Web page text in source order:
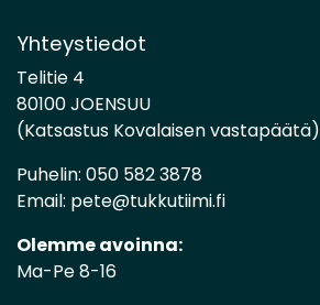
Yhteystiedot
Telitie 4
80100 JOENSUU
(Katsastus Kovalaisen vastapäätä)
Puhelin: 050 582 3878
Email: pete@tukkutiimi.fi
Olemme avoinna:
Ma-Pe 8-16